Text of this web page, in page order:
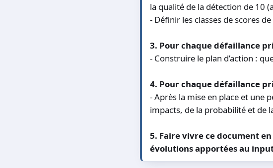
la qualité de la détection de 10
- Définir les classes de scores
3. Pour chaque défaillance
- Construire le plan d’action :
4. Pour chaque défaillance
- Après la mise en place et une
impacts, de la probabilité et de
5. Faire vivre ce document
évolutions apportées au